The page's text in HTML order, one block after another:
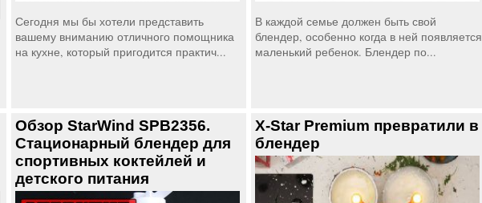
Сегодня мы бы хотели представить
вашему вниманию отличного помощника
на кухне, который пригодится практич...
В каждой семье должен быть свой
блендер, особенно когда в ней появляется
маленький ребенок. Блендер по...
Обзор StarWind SPB2356.
Стационарный блендер для
спортивных коктейлей и
детского питания
X-Star Premium превратили в
блендер